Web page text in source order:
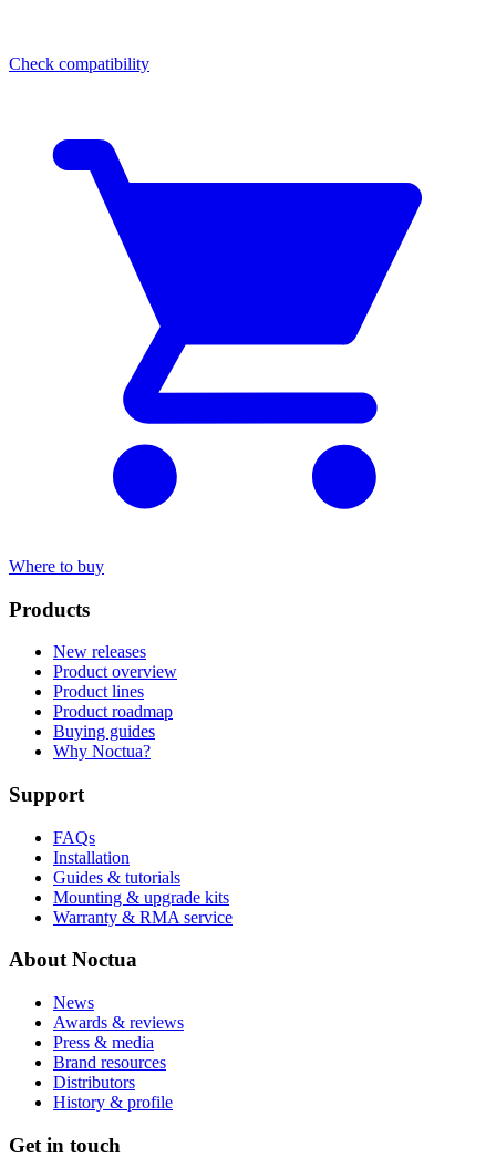
Check compatibility
Where to buy
Products
New releases
Product overview
Product lines
Product roadmap
Buying guides
Why Noctua?
Support
FAQs
Installation
Guides & tutorials
Mounting & upgrade kits
Warranty & RMA service
About Noctua
News
Awards & reviews
Press & media
Brand resources
Distributors
History & profile
Get in touch